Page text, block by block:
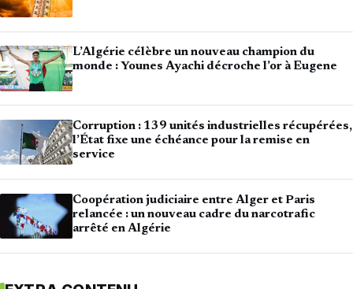
L’Algérie célèbre un nouveau champion du
monde : Younes Ayachi décroche l’or à Eugene
Corruption : 139 unités industrielles récupérées,
l’État fixe une échéance pour la remise en
service
Coopération judiciaire entre Alger et Paris
relancée : un nouveau cadre du narcotrafic
arrêté en Algérie